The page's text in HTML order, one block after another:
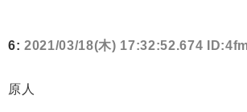
6: 2021/03/18(木) 17:32:52.674
原人